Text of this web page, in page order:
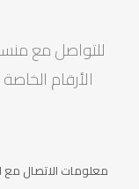
للتواصل مع
الأرقام
معلومات الاتصال مع